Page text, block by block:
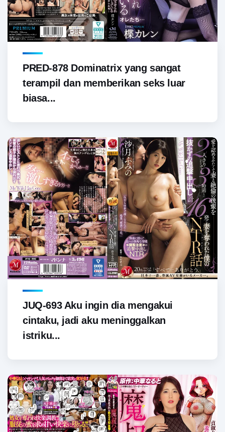
PRED-878 Dominatrix yang sangat
terampil dan memberikan seks luar
biasa...
JUQ-693 Aku ingin dia mengakui
cintaku, jadi aku meninggalkan
istriku...